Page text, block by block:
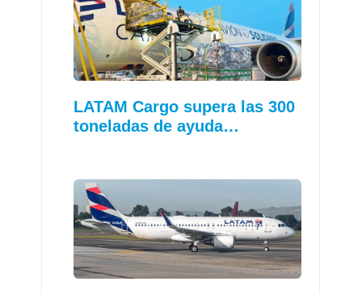
LATAM Cargo supera las 300
toneladas de ayuda…